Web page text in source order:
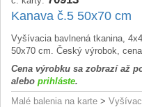
Kanava č.5 50x70 cm
Vyšívacia bavlnená tkanina,
50x70 cm. Český výrobok,
Cena výrobku sa zobrazí až
alebo prihláste.
Malé balenia na karte >